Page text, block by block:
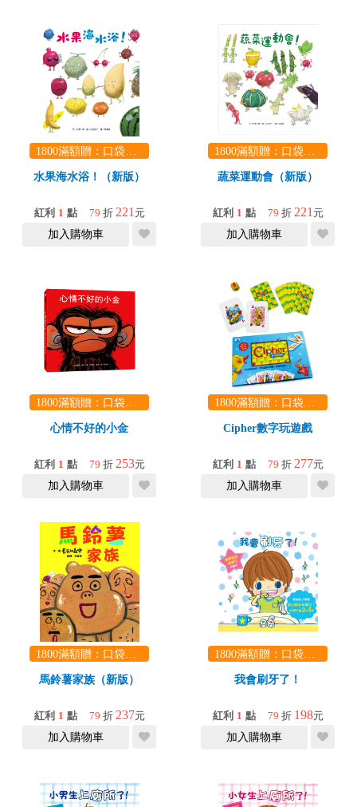
1800滿額贈：口袋玩具一份（隨機出貨） (summer read)
水果海水浴！（新版）
紅利 1 點 79 折 221 元
加入購物車
1800滿額贈：口袋玩具一份（隨機出貨） (summer read)
蔬菜運動會（新版）
紅利 1 點 79 折 221 元
加入購物車
1800滿額贈：口袋玩具一份（隨機出貨） (summer read)
心情不好的小金
紅利 1 點 79 折 253元
加入購物車
1800滿額贈：口袋玩具一份（隨機出貨） (summer read)
Cipher數字玩遊戲
紅利 1 點 79 折 277元
加入購物車
1800滿額贈：口袋玩具一份（隨機出貨） (summer read)
馬鈴薯家族（新版）
紅利 1 點 79 折 237元
加入購物車
1800滿額贈：口袋玩具一份（隨機出貨） (summer read)
我會刷牙了！
紅利 1 點 79 折 198元
加入購物車